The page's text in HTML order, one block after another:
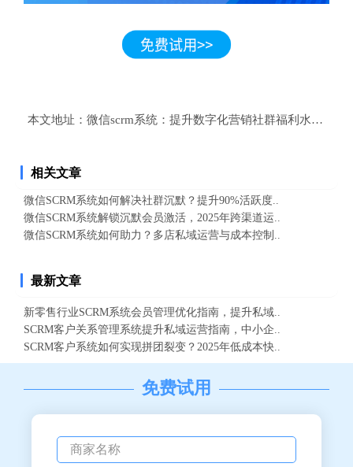
本文地址： 微信scrm系统：提升数字化营销社群福利水平，降
相关文章
微信SCRM系统如何解决社群沉默？提升90%活跃度..
微信SCRM系统解锁沉默会员激活，2025年跨渠道运..
微信SCRM系统如何助力？多店私域运营与成本控制..
最新文章
新零售行业SCRM系统会员管理优化指南，提升私域..
SCRM客户关系管理系统提升私域运营指南，中小企..
SCRM客户系统如何实现拼团裂变？2025年低成本快..
免费试用